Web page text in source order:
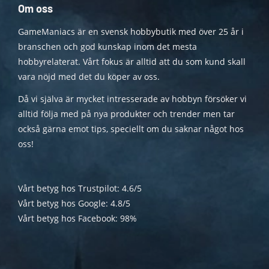
Om oss
GameManiacs är en svensk hobbybutik med över 25 år i
branschen och god kunskap inom det mesta
hobbyrelaterat. Vårt fokus är alltid att du som kund skall
vara nöjd med det du köper av oss.
Då vi själva är mycket intresserade av hobbyn försöker vi
alltid följa med på nya produkter och trender men tar
också gärna emot tips, speciellt om du saknar något hos
oss!
Vårt betyg hos Trustpilot: 4.6/5
Vårt betyg hos Google: 4.8/5
Vårt betyg hos Facebook: 98%